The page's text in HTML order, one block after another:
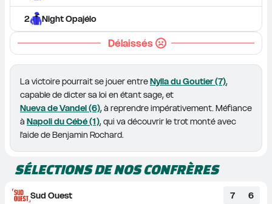
2 Night Opajélo
Délaissés
La victoire pourrait se jouer entre Nylla du Goutier (7),
capable de dicter sa loi en étant sage, et
Nueva de Vandel (6), à reprendre impérativement. Méfiance
à Napoli du Cébé (1), qui va découvrir le trot monté avec
l'aide de Benjamin Rochard.
SÉLECTIONS DE NOS CONFRÈRES
Sud Ouest 7 6